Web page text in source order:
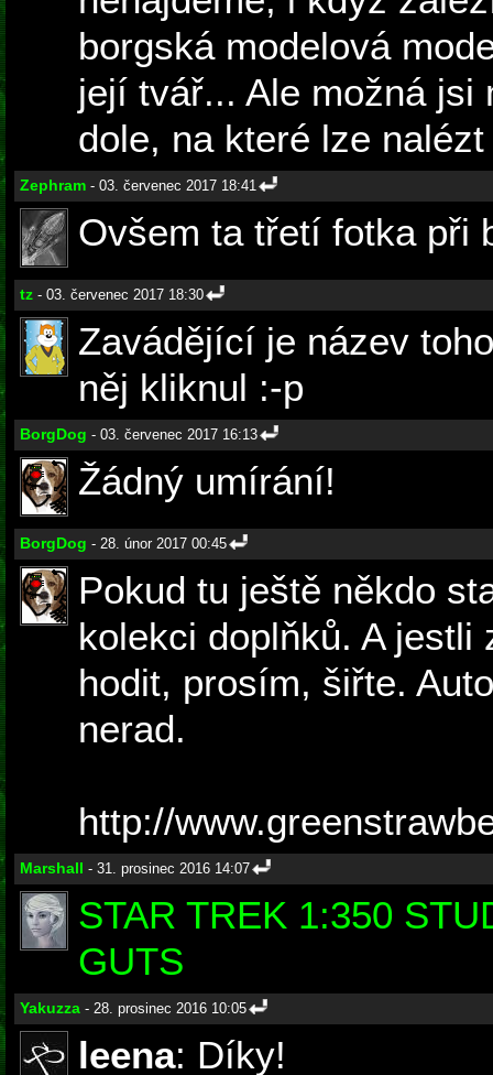
borgská modelová
její tvář... Ale možná
dole, na které lze
Zephram - 03. červenec 2017 18:41
Ovšem ta třetí fotka při
tz - 03. červenec 2017 18:30
Zavádějící je název
něj kliknul :-p
BorgDog - 03. červenec 2017 16:13
Žádný umírání!
BorgDog - 28. únor 2017 00:45
Pokud tu ještě někdo
kolekci doplňků. A jestli
hodit, prosím, šiřte.
nerad.
http://
Marshall - 31. prosinec 2016 14:07
STAR TREK 1:350
GUTS
Yakuzza - 28. prosinec 2016 10:05
leena: Díky!